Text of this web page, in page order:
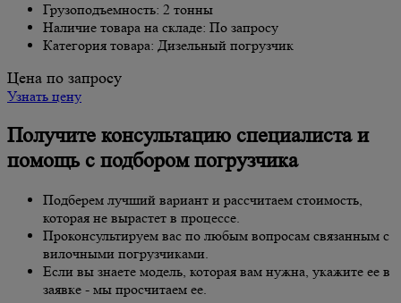
Грузоподъемность: 2 тонны
Наличие товара на складе: По запросу
Категория товара: Дизельный погрузчик
Цена по запросу
Узнать цену
Получите консультацию специалиста и
помощь с подбором погрузчика
Подберем лучший вариант и рассчитаем стоимость,
которая не вырастет в процессе.
Проконсультируем вас по любым вопросам связанным с
вилочными погрузчиками.
Если вы знаете модель, которая вам нужна, укажите ее в
заявке - мы просчитаем ее.